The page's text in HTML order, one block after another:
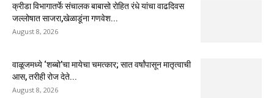
क्रीडा विभागातर्फे संचालक बाबासो रोहित रंधे यांचा वाढदिवस
जल्लोषात साजरा,खेळाडूंना गणवेश...
August 8, 2026
वाळूजमध्ये ‘शब्बो’चा मायेचा चमत्कार; सात वर्षांपासून मातृत्वाची
आस, तरीही रोज देते...
August 8, 2026